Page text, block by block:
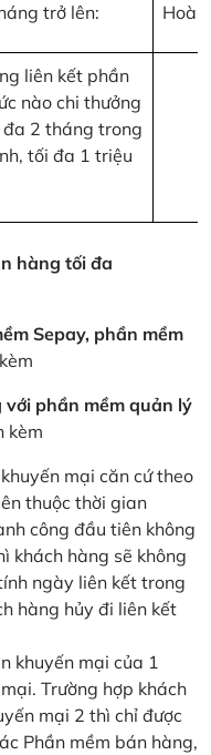
trở lên:
liên kết phần
nào chi thưởng
đa 2 tháng trong
tối đa 1 triệu
hàng tối đa
Sepay, phần mềm
phần mềm quản lý
kèm
mại căn cứ theo
thuộc thời gian
công đầu tiên không
khách hàng sẽ không
ngày liên kết trong
hàng hủy đi liên kết
khuyến mại của 1
Trường hợp khách
mại 2 thì chỉ được
Phần mềm bán hàng,